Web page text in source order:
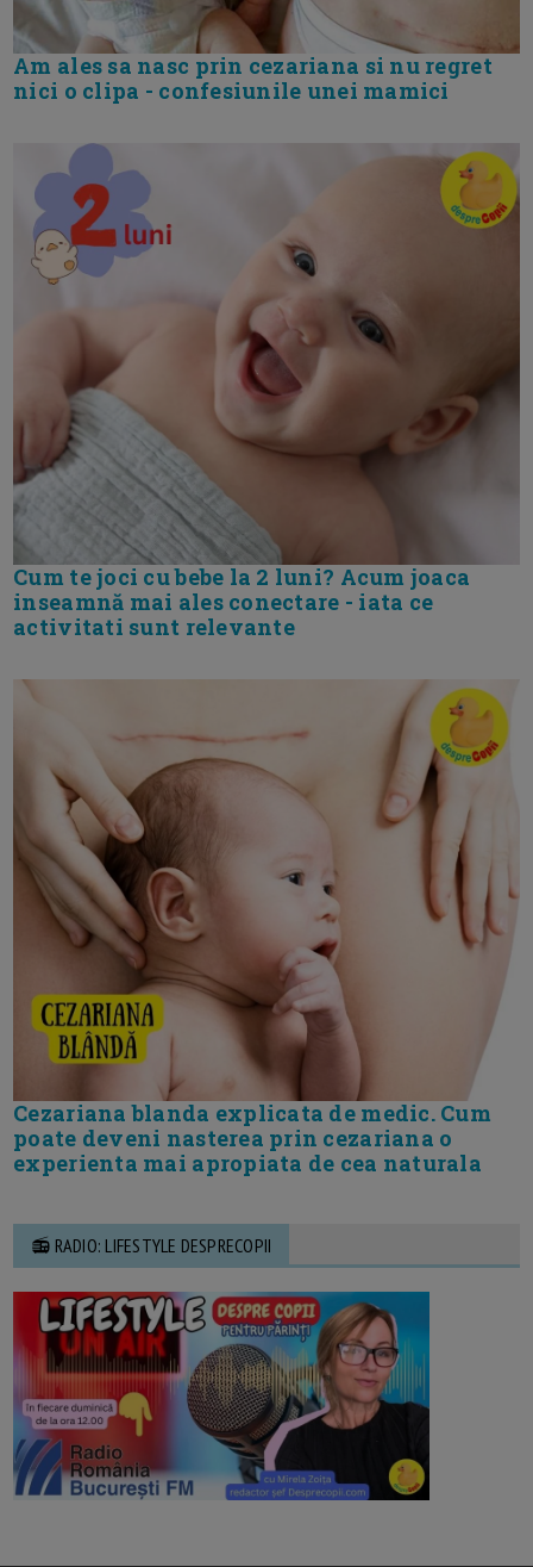
Am ales sa nasc prin cezariana si nu regret
nici o clipa - confesiunile unei mamici
Cum te joci cu bebe la 2 luni? Acum joaca
inseamnă mai ales conectare - iata ce
activitati sunt relevante
Cezariana blanda explicata de medic. Cum
poate deveni nasterea prin cezariana o
experienta mai apropiata de cea naturala
📻 RADIO: LIFESTYLE DESPRECOPII